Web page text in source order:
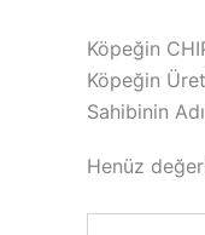
Köpeğin
Köpeğin
Sahibinin
Henüz